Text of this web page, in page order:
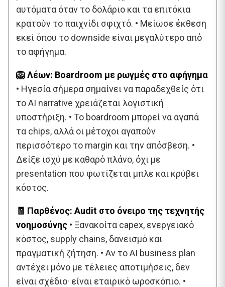
αυτόματα όταν το δολάριο και τα επιτόκια
κρατούν το παιχνίδι σφιχτό. • Μείωσε έκθεση
εκεί όπου το downside είναι μεγαλύτερο από
το αφήγημα.
🦁 Λέων: Boardroom με ρωγμές στο αφήγημα
• Ηγεσία σήμερα σημαίνει να παραδεχθείς ότι
το AI narrative χρειάζεται λογιστική
υποστήριξη. • Το boardroom μπορεί να αγαπά
τα chips, αλλά οι μέτοχοι αγαπούν
περισσότερο το margin και την απόσβεση. •
Δείξε ισχύ με καθαρό πλάνο, όχι με
presentation που φωτίζεται μπλε και κρύβει
κόστος.
🧾 Παρθένος: Audit στο όνειρο της τεχνητής
νοημοσύνης • Ξανακοίτα capex, ενεργειακό
κόστος, supply chains, δανεισμό και
πραγματική ζήτηση. • Αν το AI business plan
αντέχει μόνο με τέλειες αποτιμήσεις, δεν
είναι σχέδιο· είναι εταιρικό ωροσκόπιο. •